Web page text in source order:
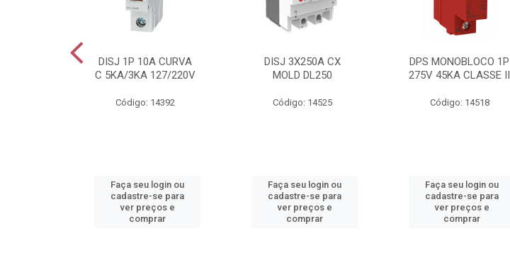
DISJ 1P 10A CURVA
C 5KA/3KA 127/220V
Código: 14392
Faça seu login ou
cadastre-se para
ver preços e
comprar
DISJ 3X250A CX
MOLD DL250
Código: 14525
Faça seu login ou
cadastre-se para
ver preços e
comprar
DPS MONOBLOCO 1P
275V 45KA CLASSE II
Código: 14518
Faça seu login ou
cadastre-se para
ver preços e
comprar